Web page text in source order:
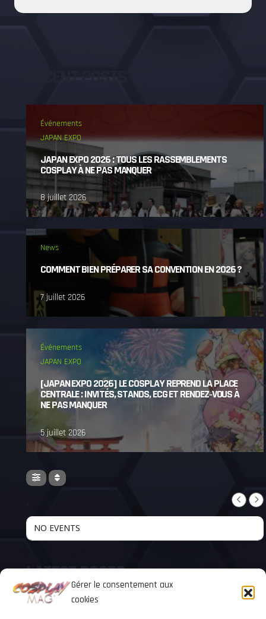
Gérer le consentement aux
cookies
RECENT POSTS
Événements
JAPAN EXPO
JAPAN EXPO 2026 : TOUS LES RASSEMBLEMENTS
COSPLAY À NE PAS MANQUER
8 juillet 2026
News
COMMENT BIEN PRÉPARER SA CONVENTION EN 2026 ?
7 juillet 2026
Événements
JAPAN EXPO
[JAPAN EXPO 2026] LE COSPLAY REPREND LA PLACE
CENTRALE : INVITÉS, STANDS, ECG ET RENDEZ‑VOUS À
NE PAS MANQUER
5 juillet 2026
NO EVENTS
LATEST POSTS